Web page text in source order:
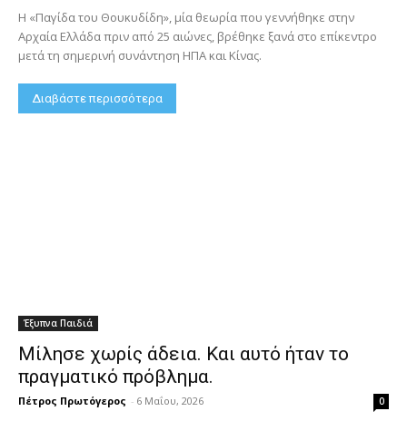
Η «Παγίδα του Θουκυδίδη», μία θεωρία που γεννήθηκε στην
Αρχαία Ελλάδα πριν από 25 αιώνες, βρέθηκε ξανά στο επίκεντρο
μετά τη σημερινή συνάντηση ΗΠΑ και Κίνας.
Διαβάστε περισσότερα
Έξυπνα Παιδιά
Μίλησε χωρίς άδεια. Και αυτό ήταν το
πραγματικό πρόβλημα.
Πέτρος Πρωτόγερος - 6 Μαΐου, 2026 0